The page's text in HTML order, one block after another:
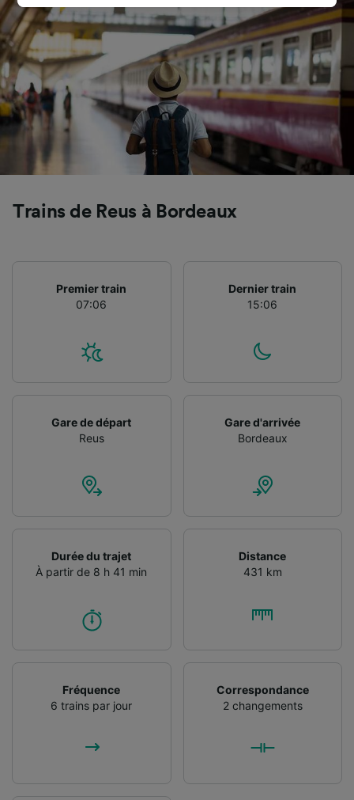
Trains de Reus à Bordeaux
Premier train
07:06
Dernier train
15:06
Gare de départ
Reus
Gare d'arrivée
Bordeaux
Durée du trajet
À partir de 8 h 41 min
Distance
431 km
Fréquence
6 trains par jour
Correspondance
2 changements
préférences seront signalées à nos partenaires
et n’affecteront pas les données de navigation.
Vos données ne seront pas utilisées à des fins
de traçage si vous nous avez demandé de ne
pas vous tracer.
Nos équipes ainsi que nos partenaires
externes, traitent des données selon les
finalités suivantes :
Utiliser des données de géolocalisation
caractéristiques de l’appareil pour
études d’audience et développement de
services.